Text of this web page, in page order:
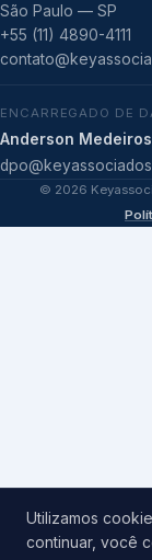
São Paulo — SP
+55 (11) 4890-4111
ENCARREGADO DE
Anderson Medeiros
© 2026
Utilizamos
continuar, você